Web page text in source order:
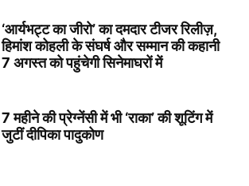
‘आर्यभट्ट का जीरो’ का दमदार टीजर रिलीज़,
हिमांश कोहली के संघर्ष और सम्मान की कहानी
7 अगस्त को पहुंचेगी सिनेमाघरों में
7 महीने की प्रेग्नेंसी में भी ‘राका’ की शूटिंग में
जुटीं दीपिका पादुकोण